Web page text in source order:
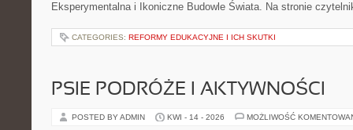
Eksperymentalna i Ikoniczne Budowle Świata. Na stronie
CATEGORIES: REFORMY EDUKACYJNE I ICH SKUTKI
PSIE PODRÓŻE I AKTYWNOŚCI
POSTED BY ADMIN KWI - 14 - 2026 MOŻLIWOŚĆ